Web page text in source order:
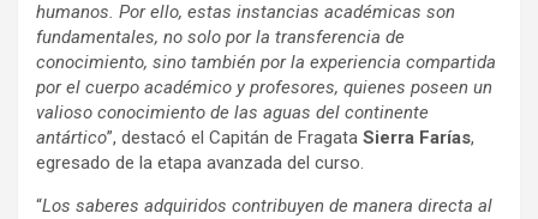
humanos. Por ello, estas instancias académicas son
fundamentales, no solo por la transferencia de
conocimiento, sino también por la experiencia compartida
por el cuerpo académico y profesores, quienes poseen un
valioso conocimiento de las aguas del continente
antártico”, destacó el Capitán de Fragata Sierra Farías,
egresado de la etapa avanzada del curso.
“Los saberes adquiridos contribuyen de manera directa al